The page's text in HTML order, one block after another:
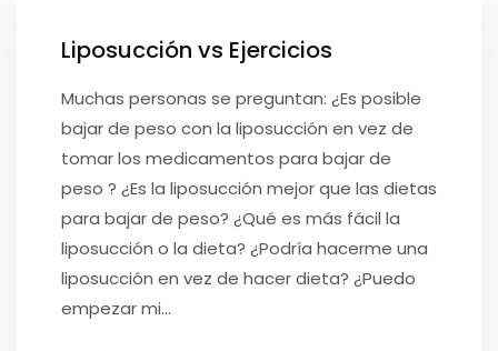
Liposucción vs Ejercicios
Muchas personas se preguntan: ¿Es posible
bajar de peso con la liposucción en vez de
tomar los medicamentos para bajar de
peso ? ¿Es la liposucción mejor que las dietas
para bajar de peso? ¿Qué es más fácil la
liposucción o la dieta? ¿Podría hacerme una
liposucción en vez de hacer dieta? ¿Puedo
empezar mi…